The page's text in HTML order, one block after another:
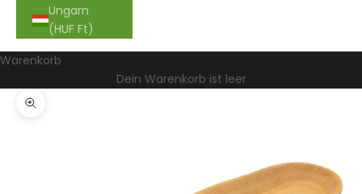
Ungarn
(HUF Ft)
Warenkorb
Dein Warenkorb ist leer
Bild vergrößern